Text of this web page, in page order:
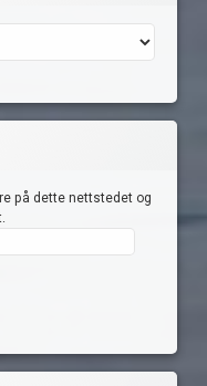
på dette nettstedet og